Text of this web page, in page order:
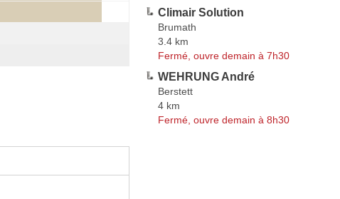
Climair Solution
Brumath
3.4 km
Fermé, ouvre demain à 7h30
WEHRUNG André
Berstett
4 km
Fermé, ouvre demain à 8h30